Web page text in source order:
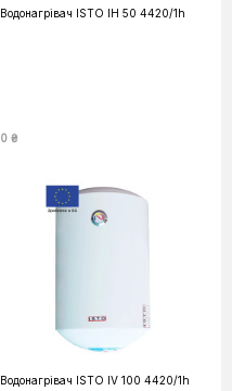
Водонагрівач ISTO IH 50 4420/1h
0 ₴
Водонагрівач ISTO IV 100 4420/1h